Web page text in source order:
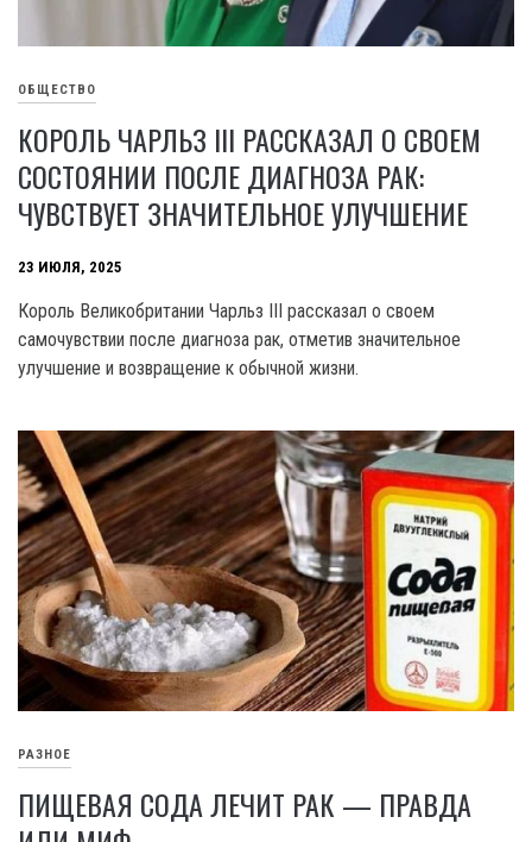
ОБЩЕСТВО
КОРОЛЬ ЧАРЛЬЗ III РАССКАЗАЛ О СВОЕМ
СОСТОЯНИИ ПОСЛЕ ДИАГНОЗА РАК:
ЧУВСТВУЕТ ЗНАЧИТЕЛЬНОЕ УЛУЧШЕНИЕ
23 ИЮЛЯ, 2025
Король Великобритании Чарльз III рассказал о своем
самочувствии после диагноза рак, отметив значительное
улучшение и возвращение к обычной жизни.
РАЗНОЕ
ПИЩЕВАЯ СОДА ЛЕЧИТ РАК — ПРАВДА